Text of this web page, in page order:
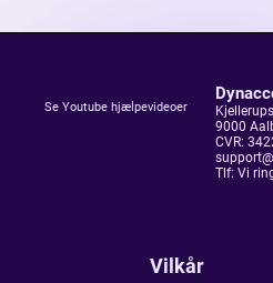
Se Youtube hjælpevideoer
9000
CVR:
support@
Tlf: Vi
Vilkår